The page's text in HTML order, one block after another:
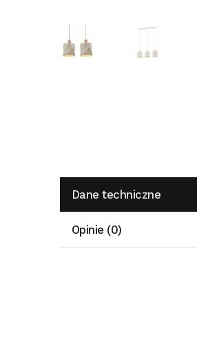
Dane techniczne
Opinie (0)